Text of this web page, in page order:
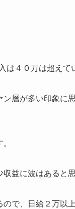
は４０万は超えて
層が多い印象に
益に波はあると思
で、日給２万以